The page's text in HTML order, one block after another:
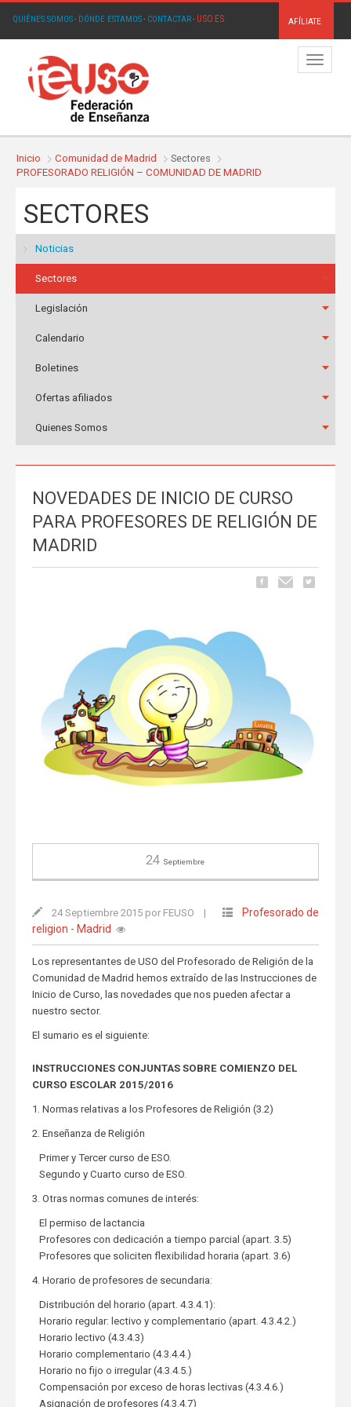
QUIÉNES SOMOS· DÓNDE ESTAMOS· CONTACTAR· USO.ES AFÍLIATE
Menú
Inicio Comunidad de Madrid
Sectores
PROFESORADO RELIGIÓN – COMUNIDAD DE MADRID
SECTORES
Noticias
Sectores
Legislación
Calendario
Boletines
Ofertas afiliados
Quienes Somos
NOVEDADES DE INICIO DE CURSO
PARA PROFESORES DE RELIGIÓN DE
MADRID
24 Septiembre
24 Septiembre 2015 por FEUSO |
Profesorado de
religion - Madrid
Los representantes de USO del Profesorado de Religión de la
Comunidad de Madrid hemos extraído de las Instrucciones de
Inicio de Curso, las novedades que nos pueden afectar a
nuestro sector.
El sumario es el siguiente:
INSTRUCCIONES CONJUNTAS SOBRE COMIENZO DEL
CURSO ESCOLAR 2015/2016
1. Normas relativas a los Profesores de Religión (3.2)
2. Enseñanza de Religión
Primer y Tercer curso de ESO.
Segundo y Cuarto curso de ESO.
3. Otras normas comunes de interés:
El permiso de lactancia
Profesores con dedicación a tiempo parcial (apart. 3.5)
Profesores que soliciten flexibilidad horaria (apart. 3.6)
4. Horario de profesores de secundaria:
Distribución del horario (apart. 4.3.4.1):
Horario regular: lectivo y complementario (apart. 4.3.4.2.)
Horario lectivo (4.3.4.3)
Horario complementario (4.3.4.4.)
Horario no fijo o irregular (4.3.4.5.)
Compensación por exceso de horas lectivas (4.3.4.6.)
Asignación de profesores (4.3.4.7)